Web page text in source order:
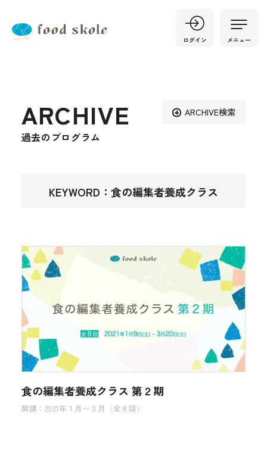
ログイン メニュー
ARCHIVE検索
ARCHIVE
過去のプログラム
KEYWORD：食の編集者養成クラス
食の編集者養成クラス 第２期
開講：2021年１月〜３月（全８回）